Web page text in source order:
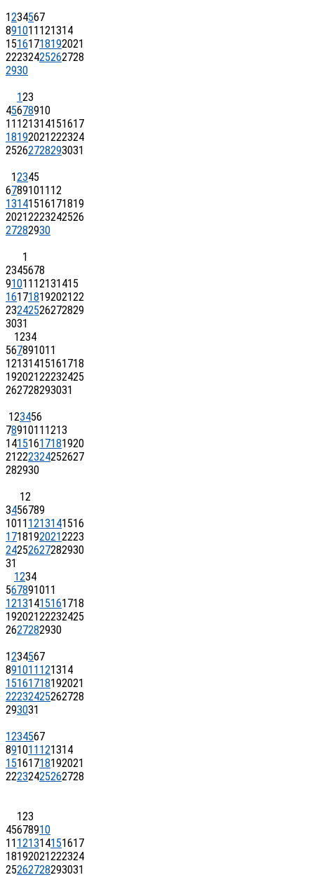
1234567
891011 121314
15161718192021
22232425262728
2930
123
45678910
11 121314151617
18192021222324
25262728293031
12345
67891011 12
13141516171819
20212223242526
27282930
1
2345678
91011 12131415
16171819202122
23242526272829
3031
1234
567891011
12131415161718
19202122232425
262728293031
123456
7891011 1213
14151617181920
21222324252627
282930
12
3456789
1011 1213141516
17181920212223
24252627282930
31
1234
567891011
12131415161718
19202122232425
2627282930
1234567
891011 121314
15161718192021
22232425262728
293031
1234567
891011 121314
15161718192021
22232425262728
123
45678910
11 121314151617
18192021222324
25262728293031